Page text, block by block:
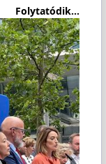
Folytatódik...